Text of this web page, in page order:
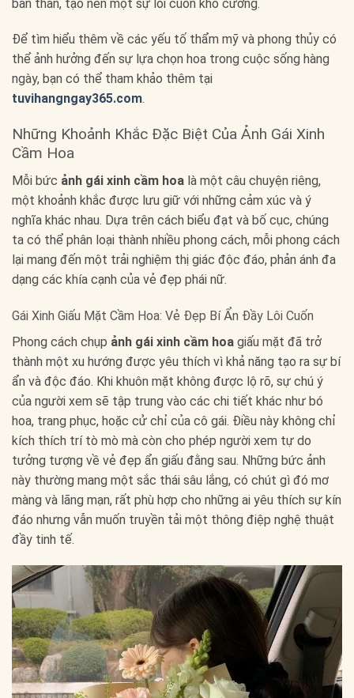
bản thân, tạo nên một sự lôi cuốn khó cưỡng.
Để tìm hiểu thêm về các yếu tố thẩm mỹ và phong thủy có
thể ảnh hưởng đến sự lựa chọn hoa trong cuộc sống hàng
ngày, bạn có thể tham khảo thêm tại
tuvihangngay365.com.
Những Khoảnh Khắc Đặc Biệt Của Ảnh Gái Xinh
Cầm Hoa
Mỗi bức ảnh gái xinh cầm hoa là một câu chuyện riêng,
một khoảnh khắc được lưu giữ với những cảm xúc và ý
nghĩa khác nhau. Dựa trên cách biểu đạt và bố cục, chúng
ta có thể phân loại thành nhiều phong cách, mỗi phong cách
lại mang đến một trải nghiệm thị giác độc đáo, phản ánh đa
dạng các khía cạnh của vẻ đẹp phái nữ.
Gái Xinh Giấu Mặt Cầm Hoa: Vẻ Đẹp Bí Ẩn Đầy Lôi Cuốn
Phong cách chụp ảnh gái xinh cầm hoa giấu mặt đã trở
thành một xu hướng được yêu thích vì khả năng tạo ra sự bí
ẩn và độc đáo. Khi khuôn mặt không được lộ rõ, sự chú ý
của người xem sẽ tập trung vào các chi tiết khác như bó
hoa, trang phục, hoặc cử chỉ của cô gái. Điều này không chỉ
kích thích trí tò mò mà còn cho phép người xem tự do
tưởng tượng về vẻ đẹp ẩn giấu đằng sau. Những bức ảnh
này thường mang một sắc thái sâu lắng, có chút gì đó mơ
màng và lãng mạn, rất phù hợp cho những ai yêu thích sự kín
đáo nhưng vẫn muốn truyền tải một thông điệp nghệ thuật
đầy tinh tế.